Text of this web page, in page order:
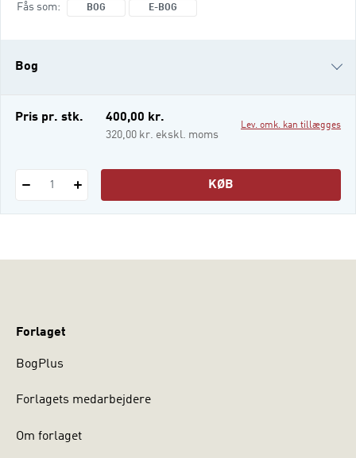
og udvikling – uden at
Fås som BOG E-BOG
Bog
e-bog
Pris pr. stk. 400,00 kr.
320,00 kr. ekskl. moms
Lev. omk. kan tillægges
1 KØB
Forlaget
BogPlus
Forlagets medarbejdere
Om forlaget